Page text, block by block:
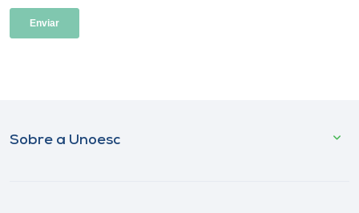
Sobre a Unoesc